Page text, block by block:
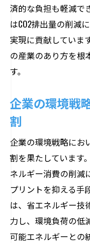
済的な負担も軽減で
はCO2排出量の削減
実現に貢献していま
の産業のあり方を根
す。
企業の環境戦
割
企業の環境戦略にお
割を果たしています
ネルギー消費の削減
プリントを抑える手
は、省エネルギー技
力し、環境負荷の低
可能エネルギーとの